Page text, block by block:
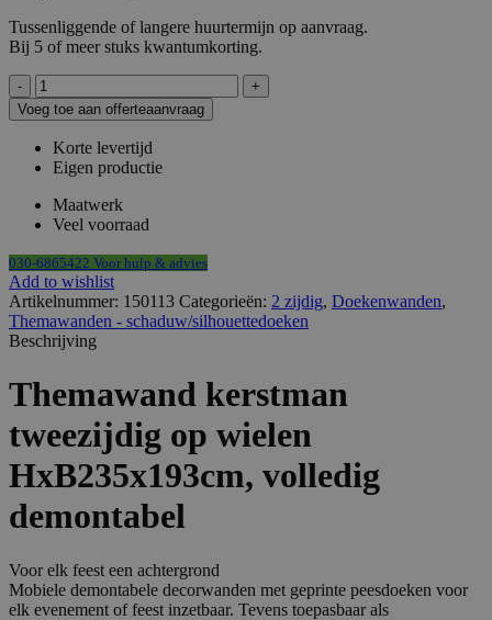
Tussenliggende of langere huurtermijn op aanvraag.
Bij 5 of meer stuks kwantumkorting.
Themawand
kerstman
HxB235x193cm
2-
zijdig
wielen,
volledig
aantal
Voeg toe aan offerteaanvraag
Korte levertijd
Eigen productie
Maatwerk
Veel voorraad
030-6865422 Voor hulp & advies
Add to wishlist
Artikelnummer: 150113 Categorieën: 2 zijdig, Doekenwanden,
Themawanden - schaduw/silhouettedoeken
Beschrijving
Themawand kerstman
tweezijdig op wielen
HxB235x193cm, volledig
demontabel
Voor elk feest een achtergrond
Mobiele demontabele decorwanden met geprinte peesdoeken voor
elk evenement of feest inzetbaar. Tevens toepasbaar als